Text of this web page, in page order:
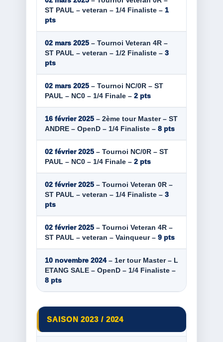
ST PAUL – veteran – 1/4 Finaliste – 1
pts
02 mars 2025 – Tournoi Veteran 4R –
ST PAUL – veteran – 1/2 Finaliste – 3
pts
02 mars 2025 – Tournoi NC/0R – ST
PAUL – NC0 – 1/4 Finale – 2 pts
16 février 2025 – 2ème tour Master – ST
ANDRE – OpenD – 1/4 Finaliste – 8 pts
02 février 2025 – Tournoi NC/0R – ST
PAUL – NC0 – 1/4 Finale – 2 pts
02 février 2025 – Tournoi Veteran 0R –
ST PAUL – veteran – 1/4 Finaliste – 3
pts
02 février 2025 – Tournoi Veteran 4R –
ST PAUL – veteran – Vainqueur – 9 pts
10 novembre 2024– 1er tour Master – L
ETANG SALE – OpenD – 1/4 Finaliste –
8 pts
SAISON 2023 / 2024